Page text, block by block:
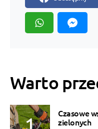
Warto
Czasowe
zielonych